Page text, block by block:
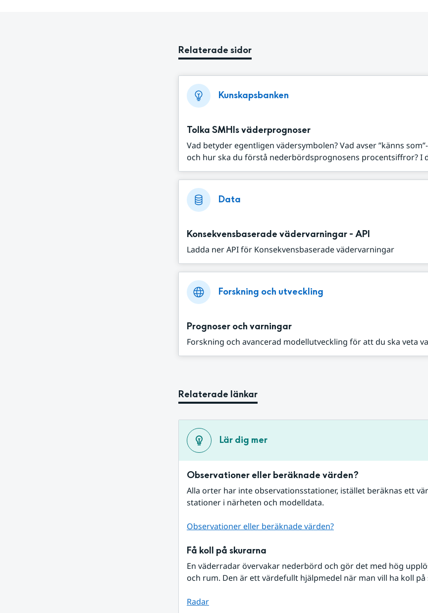
Relaterade sidor
Kunskapsbanken
Tolka SMHIs väderprognoser
Vad betyder egentligen vädersymbolen? Vad avser ”känns
och hur ska du förstå nederbördsprognosens procentsiffror? I
Data
Konsekvensbaserade vädervarningar - API
Ladda ner API för Konsekvensbaserade vädervarningar
Forskning och utveckling
Prognoser och varningar
Forskning och avancerad modellutveckling för att du ska veta
Relaterade länkar
Lär dig mer
Observationer eller beräknade värden?
Alla orter har inte observationsstationer, istället beräknas ett
stationer i närheten och modelldata.
Observationer eller beräknade värden?
Få koll på skurarna
En väderradar övervakar nederbörd och gör det med hög
och rum. Den är ett värdefullt hjälpmedel när man vill ha koll på
Radar